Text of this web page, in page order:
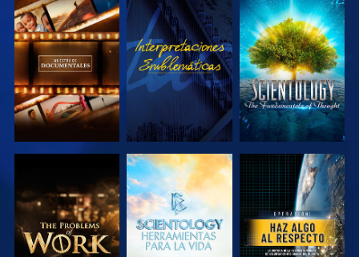
EXPLORA LAS
SERIES
VE
EXPLORA LAS
SERIES
EXPLORA LAS
SERIES
EXPLORA LAS
SERIES
VE